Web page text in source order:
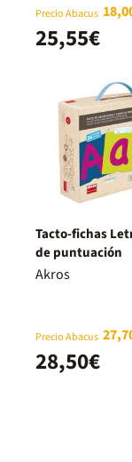
Precio Abacus
25,55€
Tacto-fichas
de puntuación
Akros
Precio Abacus
28,50€